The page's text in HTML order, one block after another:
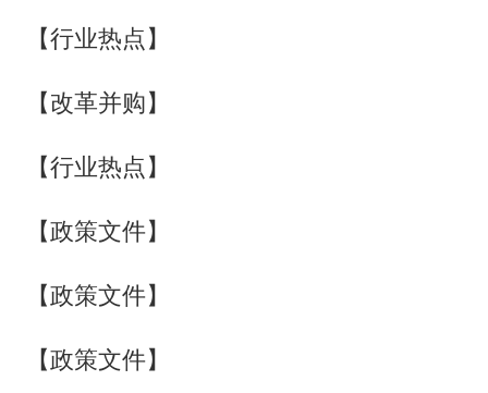
【行业热点】
【改革并购】
【行业热点】
【政策文件】
【政策文件】
【政策文件】